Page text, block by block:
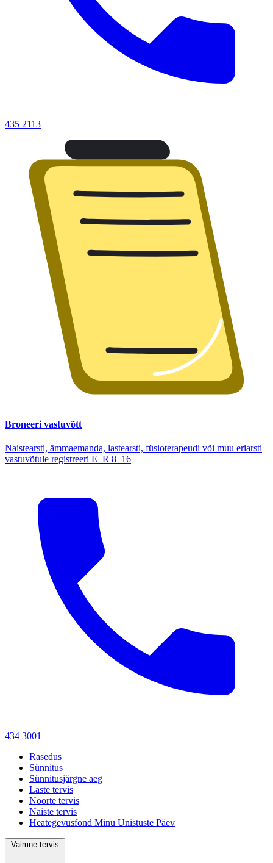
435 2113
Broneeri vastuvõtt
Naistearsti, ämmaemanda, lastearsti, füsioterapeudi või muu eriarsti
vastuvõtule registreeri E–R 8–16
434 3001
Rasedus
Sünnitus
Sünnitusjärgne aeg
Laste tervis
Noorte tervis
Naiste tervis
Heategevusfond Minu Unistuste Päev
Vaimne tervis